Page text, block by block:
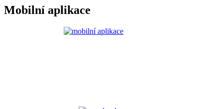
Mobilní aplikace